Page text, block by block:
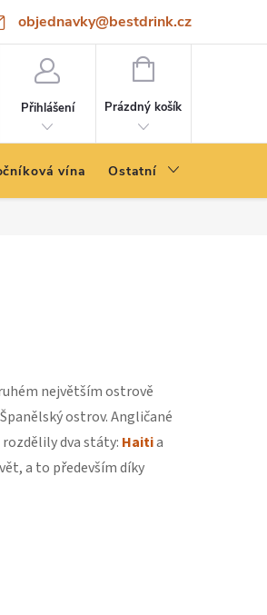
objednavky@bestdrink.cz
Přihlášení
NÁKUPNÍ
Prázdný košík
vína Ostatní
největším ostrově
ostrov. Angličané
dva státy: Haitia
a to především díky